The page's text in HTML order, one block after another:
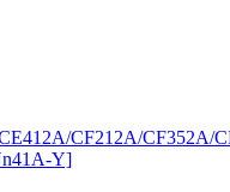
CF212A/CF352A/
Y]